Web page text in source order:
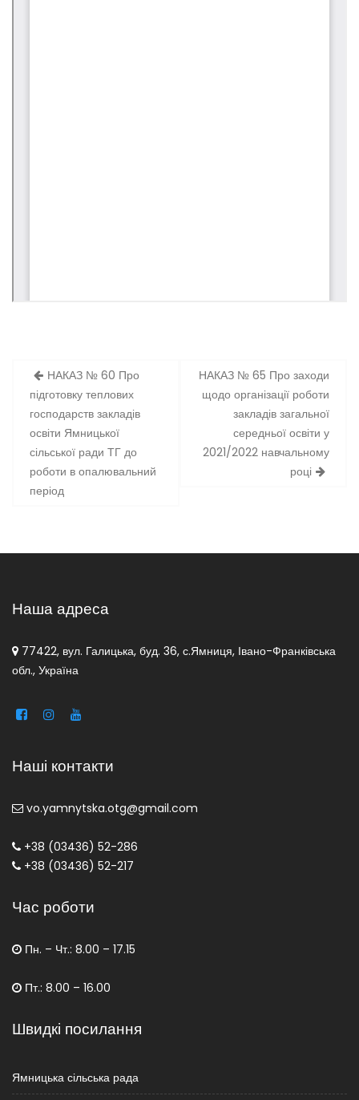
Навігація
записів
НАКАЗ № 60 Про
підготовку теплових
господарств закладів
освіти Ямницької
сільської ради ТГ до
роботи в опалювальний
період
НАКАЗ № 65 Про заходи
щодо організації роботи
закладів загальної
середньої освіти у
2021/2022 навчальному
році
Наша адреса
77422, вул. Галицька, буд. 36, с.Ямниця, Івано-Франківська
обл., Україна
Наші контакти
vo.yamnytska.otg@gmail.com
+38 (03436) 52-286
+38 (03436) 52-217
Час роботи
Пн. – Чт.: 8.00 – 17.15
Пт.: 8.00 – 16.00
Швидкі посилання
Ямницька сільська рада